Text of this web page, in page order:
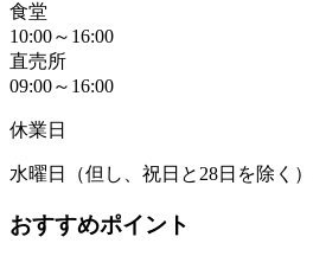
食堂
10:00～16:00
直売所
09:00～16:00
休業日
水曜日（但し、祝日と28日を除く
おすすめポイント